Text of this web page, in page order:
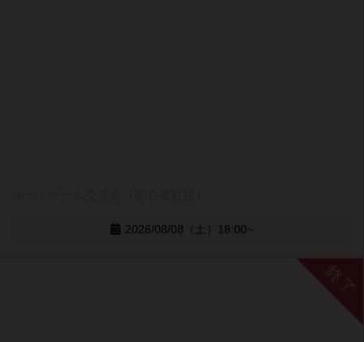
2026/08/08（土）18:00~
終了